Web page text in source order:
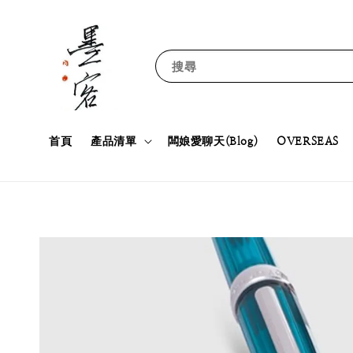
搜尋
首頁 產品清單 闆娘愛聊天(Blog) OVERSEAS